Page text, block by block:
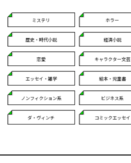
ミステリ ホラー
歴史・時代小説 経済小説
恋愛 キャラクター文芸
エッセイ・雑学 絵本・児童書
ノンフィクション系 ビジネス系
ダ・ヴィンチ コミックエッセイ